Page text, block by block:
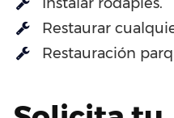
Restaurar
Restauración